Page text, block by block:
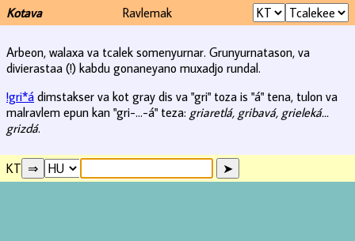
Kotava Ravlemak
Arbeon, walaxa va tcalek somenyurnar. Grunyurnatason, va
divierastaa (!) kabdu gonaneyano muxadjo rundal.
!gri*á dimstakser va kot gray dis va "gri" toza is "á" tena, tulon va
malravlem epun kan "gri-...-á" teza: griaretlá, gribavá, grieleká...
grizdá.
KT